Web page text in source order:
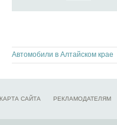
Автомобили в Алтайском крае
КАРТА САЙТА РЕКЛАМОДАТЕЛЯМ